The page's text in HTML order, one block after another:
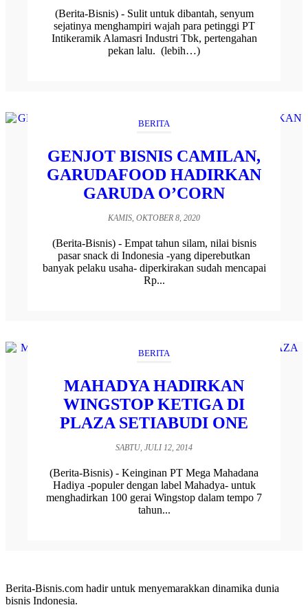
(Berita-Bisnis) - Sulit untuk dibantah, senyum
sejatinya menghampiri wajah para petinggi PT
Intikeramik Alamasri Industri Tbk, pertengahan
pekan lalu. (lebih…)
BERITA
GENJOT BISNIS CAMILAN,
GARUDAFOOD HADIRKAN
GARUDA O’CORN
KAMIS, OKTOBER 8, 2020
(Berita-Bisnis) - Empat tahun silam, nilai bisnis
pasar snack di Indonesia -yang diperebutkan
banyak pelaku usaha- diperkirakan sudah mencapai
Rp...
BERITA
MAHADYA HADIRKAN
WINGSTOP KETIGA DI
PLAZA SETIABUDI ONE
SABTU, JULI 12, 2014
(Berita-Bisnis) - Keinginan PT Mega Mahadana
Hadiya -populer dengan label Mahadya- untuk
menghadirkan 100 gerai Wingstop dalam tempo 7
tahun...
Berita-Bisnis.com hadir untuk menyemarakkan dinamika dunia
bisnis Indonesia.